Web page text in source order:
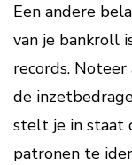
Een andere
van je bankroll
records.
de
stelt je in staat
patronen te